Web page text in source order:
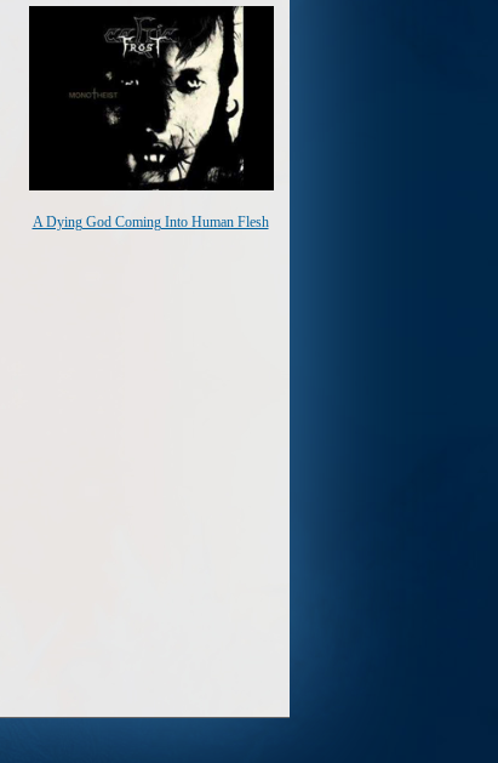
A Dying God Coming Into Human Flesh